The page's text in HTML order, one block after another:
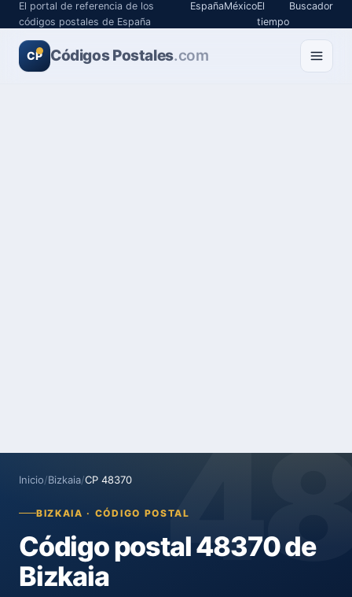
El portal de referencia de los
códigos postales de España
EspañaMéxicoEl
tiempo
Buscador
CP Códigos Postales.com
Inicio/Bizkaia/CP 48370
BIZKAIA · CÓDIGO POSTAL
Código postal 48370 de
Bizkaia